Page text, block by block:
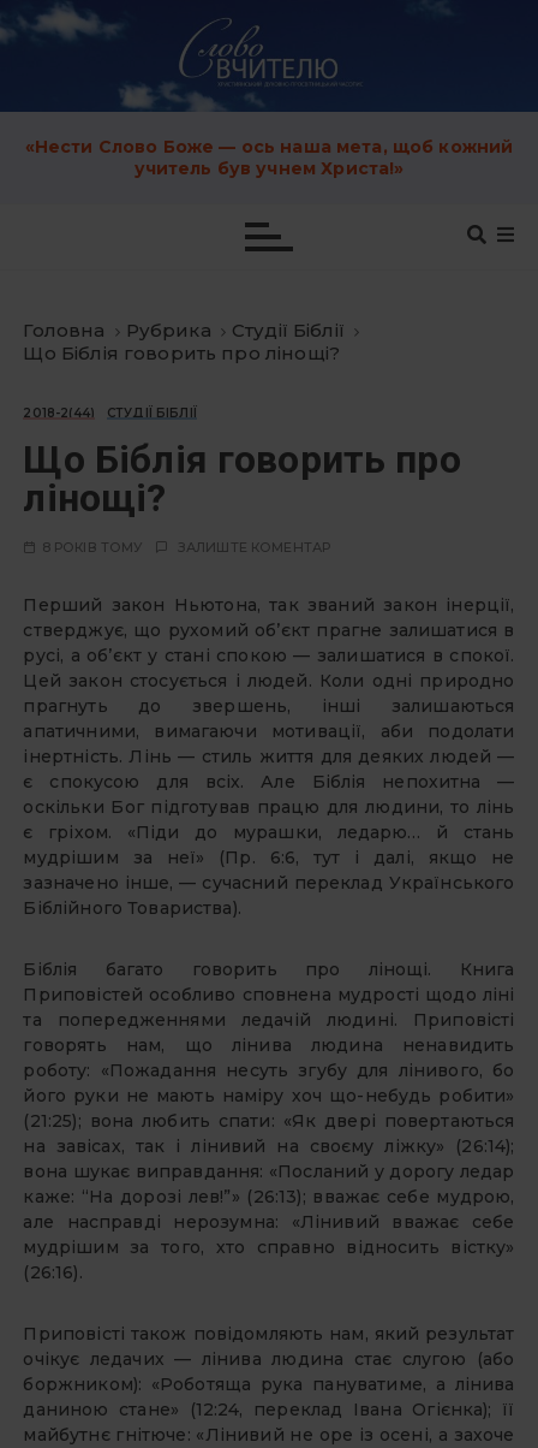
k
o
«Нести Слово Боже — ось наша мета, щоб кожний
учитель був учнем Христа!»
Головна Рубрика
Студії Біблії
Що Біблія говорить про лінощі?
2018-2(44) СТУДІЇ БІБЛІЇ
Що Біблія говорить про
лінощі?
8 РОКІВ ТОМУ ЗАЛИШТЕ КОМЕНТАР
Перший закон Ньютона, так званий закон інерції,
стверджує, що рухомий об’єкт прагне залишатися в
русі, а об’єкт у стані спокою — залишатися в спокої.
Цей закон стосується і людей. Коли одні природно
прагнуть до звершень, інші залишаються
апатичними, вимагаючи мотивації, аби подолати
інертність. Лінь — стиль життя для деяких людей —
є спокусою для всіх. Але Біблія непохитна —
оскільки Бог підготував працю для людини, то лінь
є гріхом. «Піди до мурашки, ледарю… й стань
мудрішим за неї» (Пр. 6:6, тут і далі, якщо не
зазначено інше, — сучасний переклад Українського
Біблійного Товариства).
Біблія багато говорить про лінощі. Книга
Приповістей особливо сповнена мудрості щодо ліні
та попередженнями ледачій людині. Приповісті
говорять нам, що лінива людина ненавидить
роботу: «Пожадання несуть згубу для лінивого, бо
його руки не мають наміру хоч що-небудь робити»
(21:25); вона любить спати: «Як двері повертаються
на завісах, так і лінивий на своєму ліжку» (26:14);
вона шукає виправдання: «Посланий у дорогу ледар
каже: “На дорозі лев!”» (26:13); вважає себе мудрою,
але насправді нерозумна: «Лінивий вважає себе
мудрішим за того, хто справно відносить вістку»
(26:16).
Приповісті також повідомляють нам, який результат
очікує ледачих — лінива людина стає слугою (або
боржником): «Роботяща рука пануватиме, а лінива
даниною стане» (12:24, переклад Івана Огієнка); її
майбутнє гнітюче: «Лінивий не оре із осені, а захоче